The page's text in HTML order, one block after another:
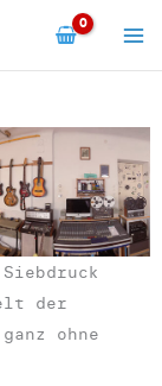
der
ohne